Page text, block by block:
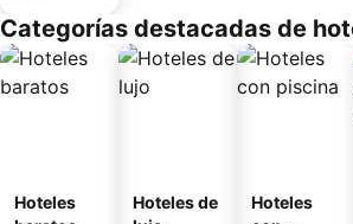
o
Categorías destacadas de
Hoteles
Hoteles de
Hoteles